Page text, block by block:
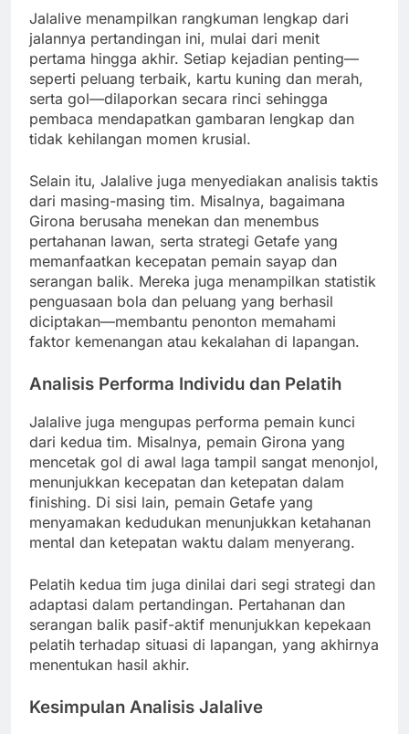
Jalalive menampilkan rangkuman lengkap dari
jalannya pertandingan ini, mulai dari menit
pertama hingga akhir. Setiap kejadian penting—
seperti peluang terbaik, kartu kuning dan merah,
serta gol—dilaporkan secara rinci sehingga
pembaca mendapatkan gambaran lengkap dan
tidak kehilangan momen krusial.
Selain itu, Jalalive juga menyediakan analisis taktis
dari masing-masing tim. Misalnya, bagaimana
Girona berusaha menekan dan menembus
pertahanan lawan, serta strategi Getafe yang
memanfaatkan kecepatan pemain sayap dan
serangan balik. Mereka juga menampilkan statistik
penguasaan bola dan peluang yang berhasil
diciptakan—membantu penonton memahami
faktor kemenangan atau kekalahan di lapangan.
Analisis Performa Individu dan Pelatih
Jalalive juga mengupas performa pemain kunci
dari kedua tim. Misalnya, pemain Girona yang
mencetak gol di awal laga tampil sangat menonjol,
menunjukkan kecepatan dan ketepatan dalam
finishing. Di sisi lain, pemain Getafe yang
menyamakan kedudukan menunjukkan ketahanan
mental dan ketepatan waktu dalam menyerang.
Pelatih kedua tim juga dinilai dari segi strategi dan
adaptasi dalam pertandingan. Pertahanan dan
serangan balik pasif-aktif menunjukkan kepekaan
pelatih terhadap situasi di lapangan, yang akhirnya
menentukan hasil akhir.
Kesimpulan Analisis Jalalive